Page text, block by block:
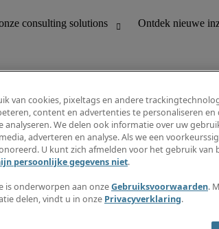
Ontdek nieuwe inzichten
Jobomschrijvingen
Salarisgids
Timesheets
Maak een jobalert aan
Informatiecentrum
van cookies, pixeltags en andere
content en advertenties te personaliseren en
analyseren. We delen ook informatie over uw
adverteren en analyse. Als we een
U kunt zich afmelden voor het gebruik van
persoonlijke gegevens niet.
is onderworpen aan onzeGebruiksvoorwaarden.
delen, vindt u in onze Privacyverklaring.